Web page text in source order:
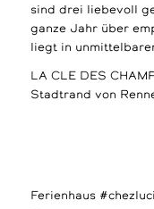
sind drei liebevoll
ganze Jahr über
liegt in
LA CLE DES
Stadtrand von
Ferienhaus